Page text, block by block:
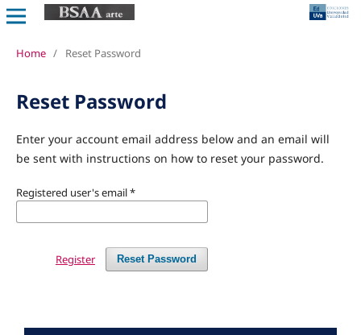
Home / Reset Password
Reset Password
Enter your account email address below and an email will
be sent with instructions on how to reset your password.
Registered user's email*
Reset Password
Register